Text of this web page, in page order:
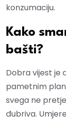
konzumaciju.
Kako
bašti?
Dobra vijest je
pametnim
svega ne
đubriva.